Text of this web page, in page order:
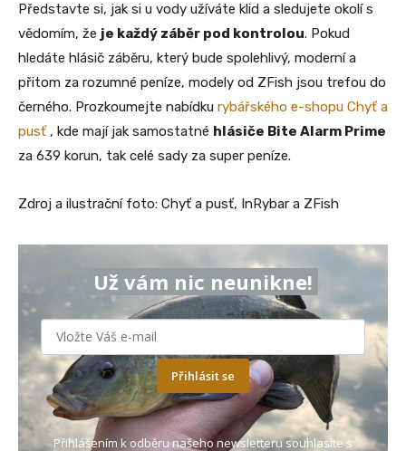
Představte si, jak si u vody užíváte klid a sledujete okolí s
vědomím, že je každý záběr pod kontrolou. Pokud
hledáte hlásič záběru, který bude spolehlivý, moderní a
přitom za rozumné peníze, modely od ZFish jsou trefou do
černého. Prozkoumejte nabídku rybářského e-shopu Chyť a
pusť , kde mají jak samostatné hlásiče Bite Alarm Prime
za 639 korun, tak celé sady za super peníze.
Zdroj a ilustrační foto: Chyť a pusť, InRybar a ZFish
Už vám nic neunikne!
Přihlásit se
Přihlášením k odběru našeho newsletteru souhlasíte s